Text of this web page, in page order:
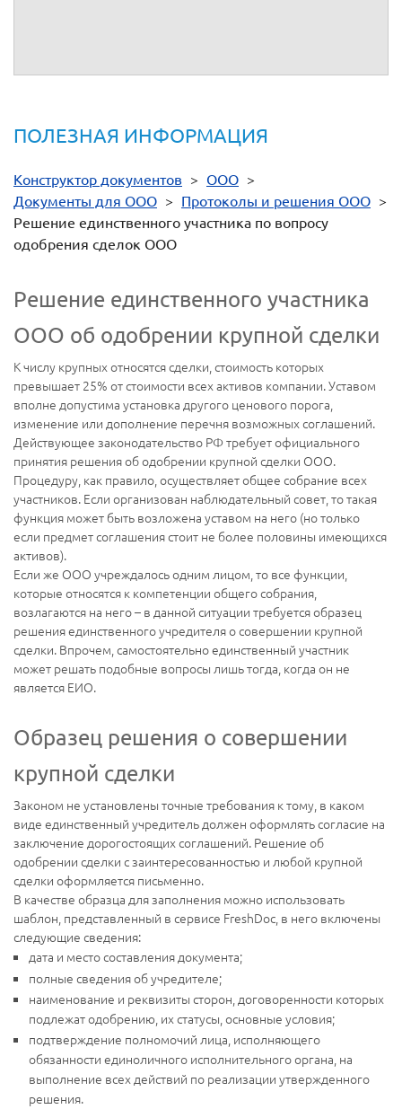
ПОЛЕЗНАЯ ИНФОРМАЦИЯ
Конструктор документов > ООО >
Документы для ООО > Протоколы и решения ООО >
Решение единственного участника по вопросу
одобрения сделок ООО
Решение единственного участника
ООО об одобрении крупной сделки
К числу крупных относятся сделки, стоимость которых
превышает 25% от стоимости всех активов компании. Уставом
вполне допустима установка другого ценового порога,
изменение или дополнение перечня возможных соглашений.
Действующее законодательство РФ требует официального
принятия решения об одобрении крупной сделки ООО.
Процедуру, как правило, осуществляет общее собрание всех
участников. Если организован наблюдательный совет, то такая
функция может быть возложена уставом на него (но только
если предмет соглашения стоит не более половины имеющихся
активов).
Если же ООО учреждалось одним лицом, то все функции,
которые относятся к компетенции общего собрания,
возлагаются на него – в данной ситуации требуется образец
решения единственного учредителя о совершении крупной
сделки. Впрочем, самостоятельно единственный участник
может решать подобные вопросы лишь тогда, когда он не
является ЕИО.
Образец решения о совершении
крупной сделки
Законом не установлены точные требования к тому, в каком
виде единственный учредитель должен оформлять согласие на
заключение дорогостоящих соглашений. Решение об
одобрении сделки с заинтересованностью и любой крупной
сделки оформляется письменно.
В качестве образца для заполнения можно использовать
шаблон, представленный в сервисе FreshDoc, в него включены
следующие сведения:
дата и место составления документа;
полные сведения об учредителе;
наименование и реквизиты сторон, договоренности которых
подлежат одобрению, их статусы, основные условия;
подтверждение полномочий лица, исполняющего
обязанности единоличного исполнительного органа, на
выполнение всех действий по реализации утвержденного
решения.